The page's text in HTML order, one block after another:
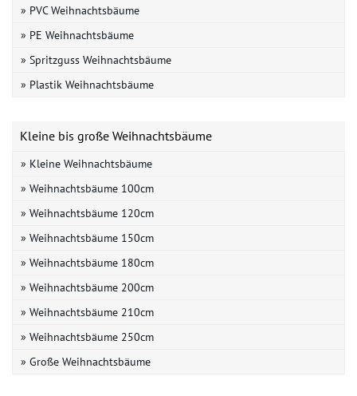
» PVC Weihnachtsbäume
» PE Weihnachtsbäume
» Spritzguss Weihnachtsbäume
» Plastik Weihnachtsbäume
Kleine bis große Weihnachtsbäume
» Kleine Weihnachtsbäume
» Weihnachtsbäume 100cm
» Weihnachtsbäume 120cm
» Weihnachtsbäume 150cm
» Weihnachtsbäume 180cm
» Weihnachtsbäume 200cm
» Weihnachtsbäume 210cm
» Weihnachtsbäume 250cm
» Große Weihnachtsbäume